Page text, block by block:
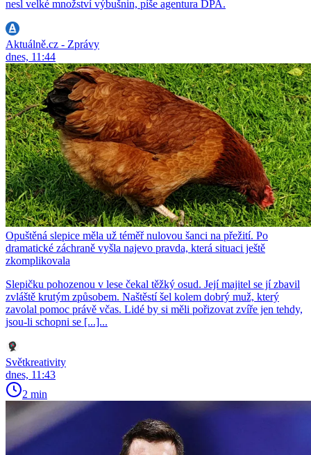
nesl velké množství výbušnin, píše agentura DPA.
Aktuálně.cz - Zprávy
dnes, 11:44
Opuštěná slepice měla už téměř nulovou šanci na přežití. Po
dramatické záchraně vyšla najevo pravda, která situaci ještě
zkomplikovala
Slepičku pohozenou v lese čekal těžký osud. Její majitel se jí zbavil
zvláště krutým způsobem. Naštěstí šel kolem dobrý muž, který
zavolal pomoc právě včas. Lidé by si měli pořizovat zvíře jen tehdy,
jsou-li schopni se [...]...
Světkreativity
dnes, 11:43
2 min